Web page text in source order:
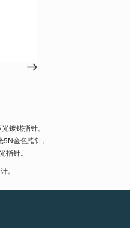
镀铑指针。
金色指针。
指针。
。